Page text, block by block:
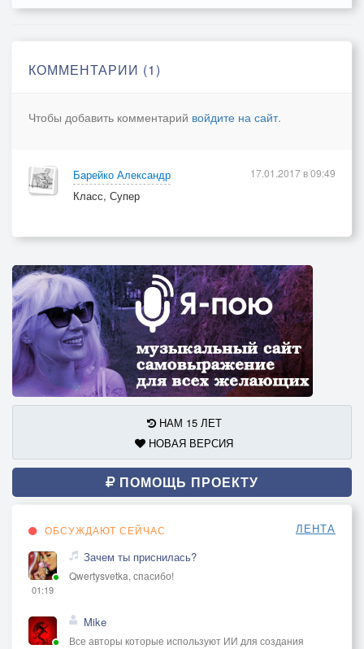
КОММЕНТАРИИ (1)
Чтобы добавить комментарий войдите на сайт.
Барейко Александр
Класс, Супер
17.01.2017 в 09:49
НАМ 15 ЛЕТ
НОВАЯ ВЕРСИЯ
ПОМОЩЬ ПРОЕКТУ
ОБСУЖДАЮТ СЕЙЧАС ЛЕНТА
01:19
Зачем ты приснилась?
Qwertysvetka, спасибо!
Mike
Все авторы которые используют ИИ для создания